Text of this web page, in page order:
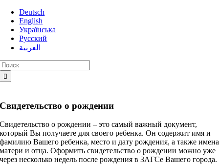
Skip
content
Deutsch
English
Українська
Русский
العربية
Cвидетельство о рождении
Свидетельство о рождении – это самый важный документ,
который Вы получаете для своего ребенка. Он содержит имя и
фамилию Вашего ребенка, место и дату рождения, а также имена
матери и отца. Оформить свидетельство о рождении можно уже
через несколько недель после рождения в ЗАГСе Вашего города.